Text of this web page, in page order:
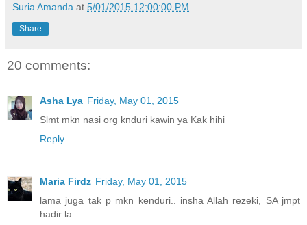
Suria Amanda at 5/01/2015 12:00:00 PM
Share
20 comments:
Asha Lya Friday, May 01, 2015
Slmt mkn nasi org knduri kawin ya Kak hihi
Reply
Maria Firdz Friday, May 01, 2015
lama juga tak p mkn kenduri.. insha Allah rezeki, SA jmpt
hadir la...